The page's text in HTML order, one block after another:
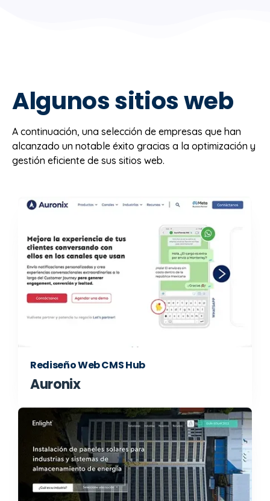
Algunos sitios web
A continuación, una selección de empresas que han
alcanzado un notable éxito gracias a la optimización y
gestión eficiente de sus sitios web.
Rediseño Web CMS Hub
Auronix